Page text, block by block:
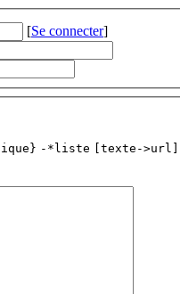
[Se connecter]
-*liste [texte->url]